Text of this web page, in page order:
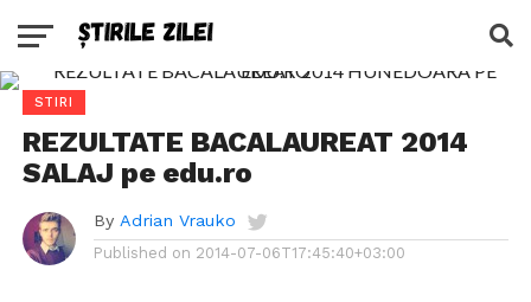
STIRI
REZULTATE BACALAUREAT 2014
SALAJ pe edu.ro
By Adrian Vrauko
Published on 2014-07-06T17:45:40+03:00